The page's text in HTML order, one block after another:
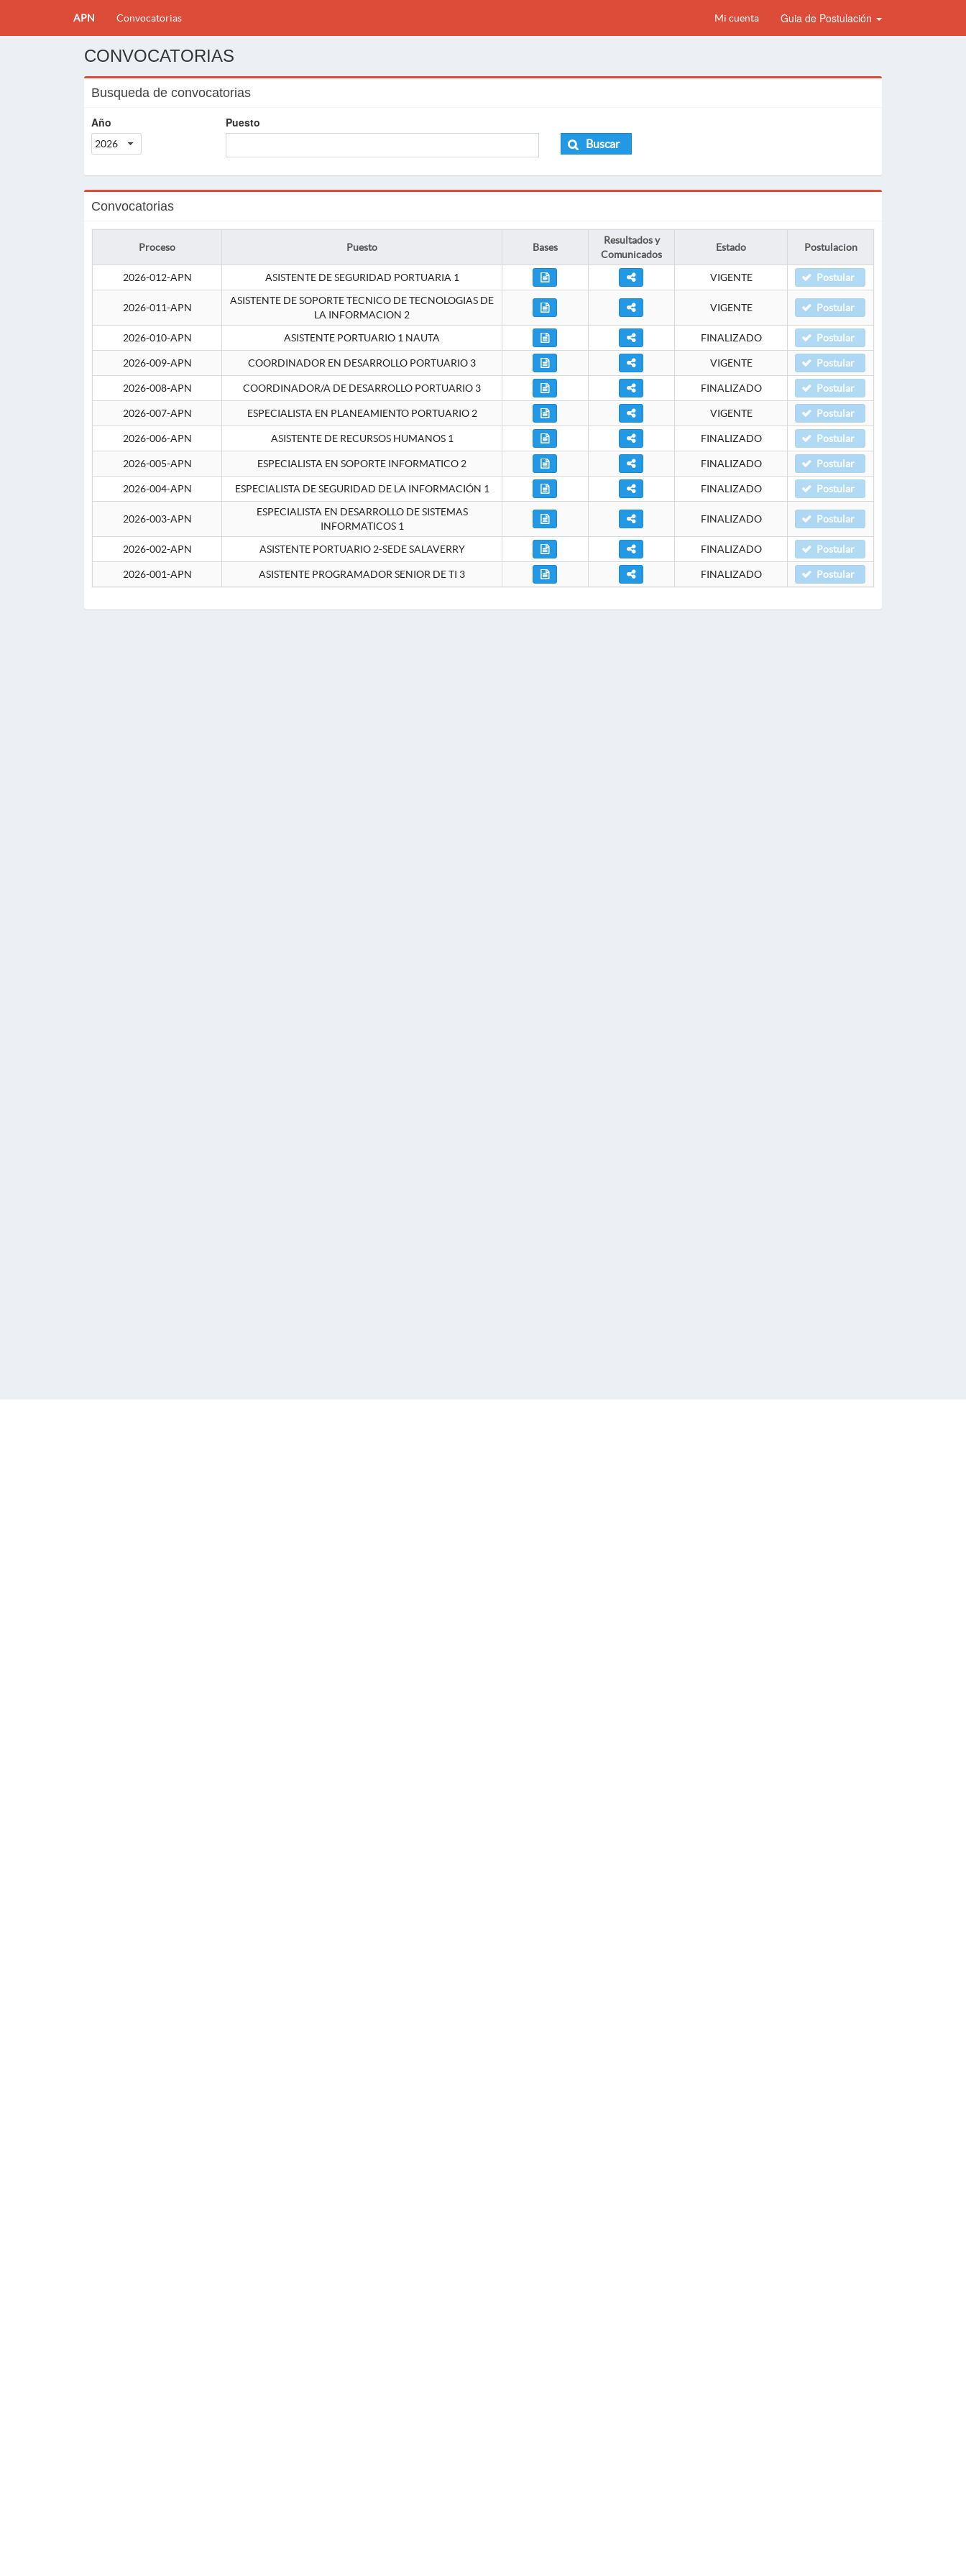
APN Convocatorias Mi cuenta Guia de Postulación
CONVOCATORIAS
Busqueda de convocatorias
Año
2026
Puesto
Buscar
Convocatorias
Proceso Puesto Bases
Resultados y
Comunicados
Estado Postulacion
2026-012-APN ASISTENTE DE SEGURIDAD PORTUARIA 1 VIGENTE Postular
2026-011-APN
ASISTENTE DE SOPORTE TECNICO DE TECNOLOGIAS DE
LA INFORMACION 2
VIGENTE Postular
2026-010-APN ASISTENTE PORTUARIO 1 NAUTA FINALIZADO Postular
2026-009-APN COORDINADOR EN DESARROLLO PORTUARIO 3 VIGENTE Postular
2026-008-APN COORDINADOR/A DE DESARROLLO PORTUARIO 3 FINALIZADO Postular
2026-007-APN ESPECIALISTA EN PLANEAMIENTO PORTUARIO 2 VIGENTE Postular
2026-006-APN ASISTENTE DE RECURSOS HUMANOS 1 FINALIZADO Postular
2026-005-APN ESPECIALISTA EN SOPORTE INFORMATICO 2 FINALIZADO Postular
2026-004-APN ESPECIALISTA DE SEGURIDAD DE LA INFORMACIÓN 1 FINALIZADO Postular
2026-003-APN
ESPECIALISTA EN DESARROLLO DE SISTEMAS
INFORMATICOS 1
FINALIZADO Postular
2026-002-APN ASISTENTE PORTUARIO 2-SEDE SALAVERRY FINALIZADO Postular
2026-001-APN ASISTENTE PROGRAMADOR SENIOR DE TI 3 FINALIZADO Postular